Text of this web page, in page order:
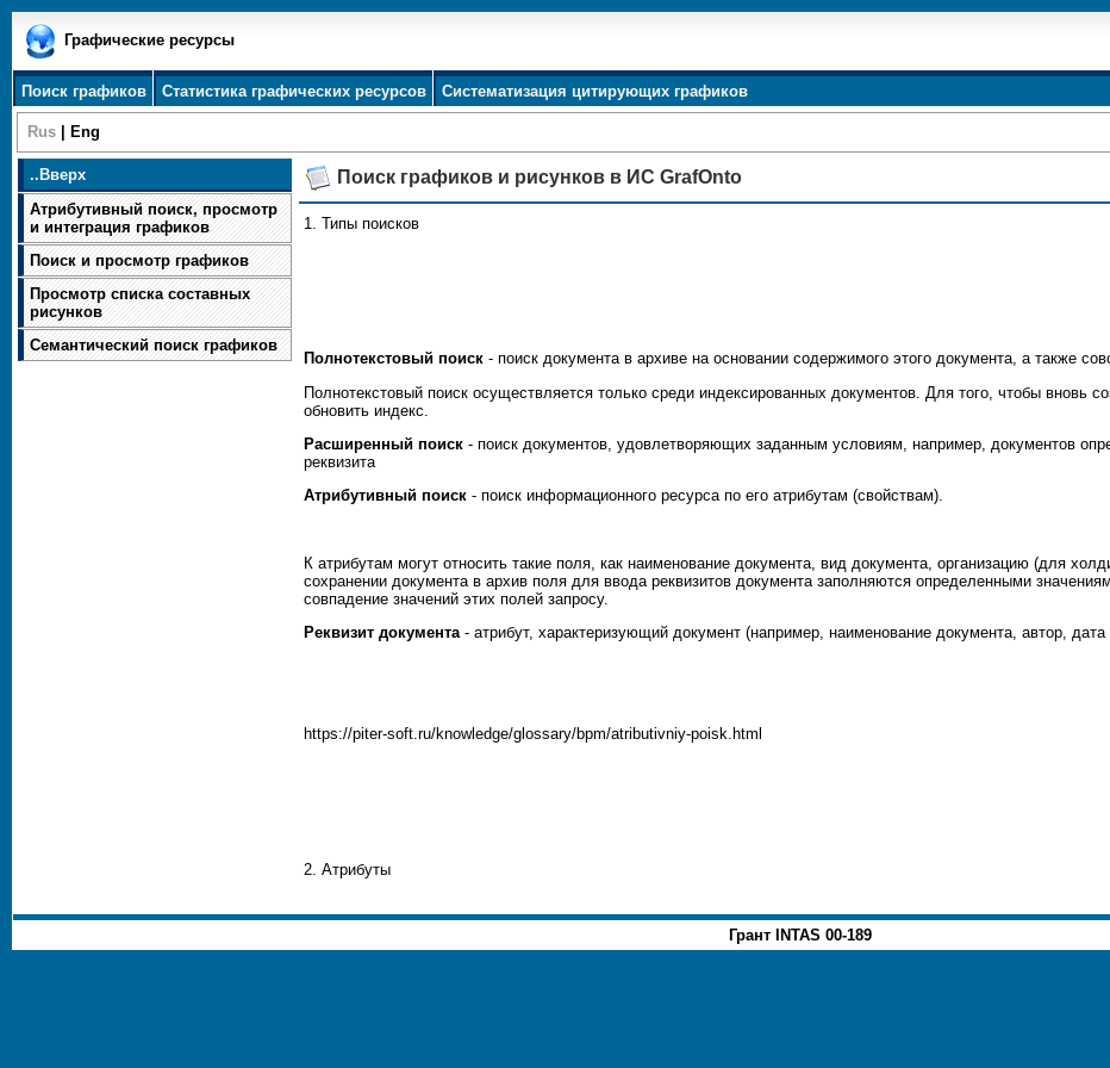
Графические ресурсы
Поиск графиков Статистика графических ресурсов Систематизация цитирующих графиков
Rus Eng
.. Вверх
Атрибутивный поиск, просмотр
и интеграция графиков
Поиск и просмотр графиков
Просмотр списка составных
рисунков
Семантический поиск графиков
Поиск графиков и рисунков в ИС GrafOnto
1. Типы поисков
Полнотекстовый поиск - поиск документа в архиве на основании содержимого этого документа, а также
Полнотекстовый поиск осуществляется только среди индексированных документов . Для того, чтобы вновь
обновить индекс.
Расширенный поиск - поиск документов, удовлетворяющих заданным условиям, например, документов
реквизита
Атрибутивный поиск - поиск информационного ресурса по его атрибутам (свойствам).
К атрибутам могут относить такие поля, как наименование документа, вид документа , организацию (для
сохранении документа в архив поля для ввода реквизитов документа заполняются определенными
совпадение значений этих полей запросу.
Реквизит документа- атрибут, характеризующий документ (например, наименование документа, автор, дата
https://piter-soft.ru/knowledge/glossary/bpm/atributivniy-poisk.html
2. Атрибуты
Грант INTAS 00-189